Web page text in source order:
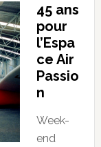
45 ans
pour
l’Espa
ce Air
Passio
n
Week-
end